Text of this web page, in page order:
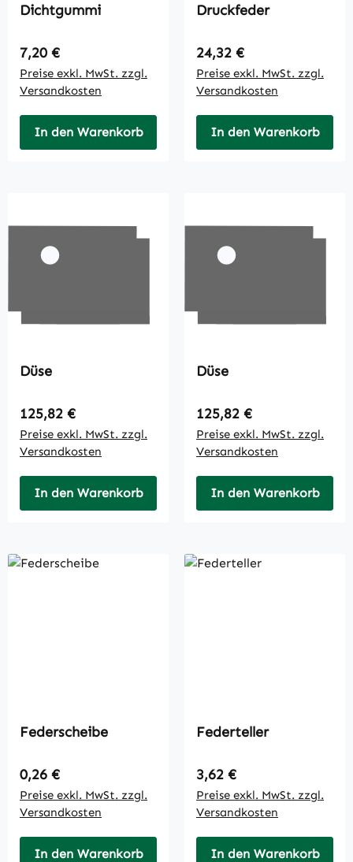
Dichtgummi
Regulärer Preis:
7,20 €
Preise exkl. MwSt. zzgl.
Versandkosten
In den Warenkorb
Druckfeder
Regulärer Preis:
24,32 €
Preise exkl. MwSt. zzgl.
Versandkosten
In den Warenkorb
Düse
Regulärer Preis:
125,82 €
Preise exkl. MwSt. zzgl.
Versandkosten
In den Warenkorb
Düse
Regulärer Preis:
125,82 €
Preise exkl. MwSt. zzgl.
Versandkosten
In den Warenkorb
Federscheibe
Regulärer Preis:
0,26 €
Preise exkl. MwSt. zzgl.
Versandkosten
In den Warenkorb
Federteller
Regulärer Preis:
3,62 €
Preise exkl. MwSt. zzgl.
Versandkosten
In den Warenkorb